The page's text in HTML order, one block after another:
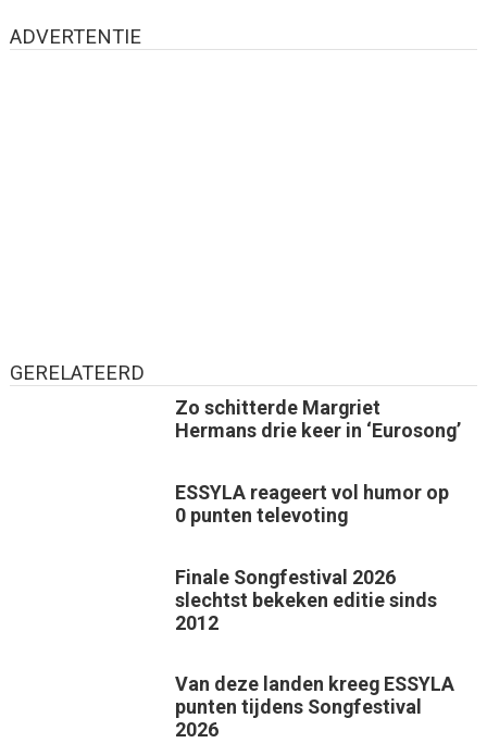
ADVERTENTIE
GERELATEERD
Zo schitterde Margriet
Hermans drie keer in ‘Eurosong’
ESSYLA reageert vol humor op
0 punten televoting
Finale Songfestival 2026
slechtst bekeken editie sinds
2012
Van deze landen kreeg ESSYLA
punten tijdens Songfestival
2026